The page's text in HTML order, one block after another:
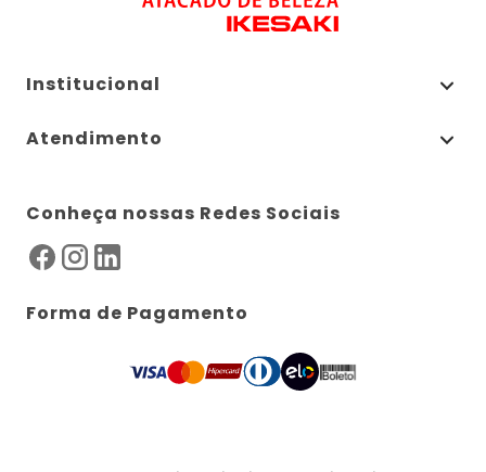
Institucional
Atendimento
Conheça nossas Redes Sociais
Forma de Pagamento